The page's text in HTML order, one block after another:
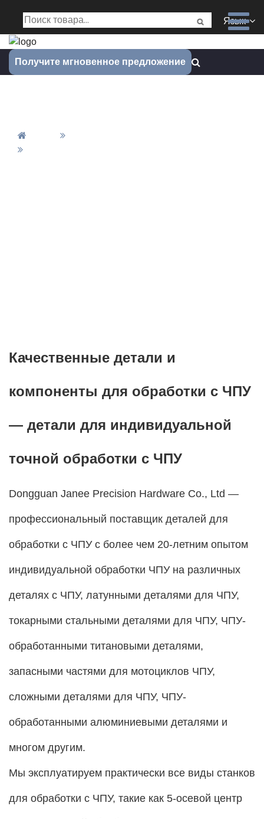
Язык
Получите мгновенное предложение
Качественные детали и
компоненты для обработки с ЧПУ
— детали для индивидуальной
точной обработки с ЧПУ
Dongguan Janee Precision Hardware Co., Ltd —
профессиональный поставщик деталей для
обработки с ЧПУ с более чем 20-летним опытом
индивидуальной обработки ЧПУ на различных
деталях с ЧПУ, латунными деталями для ЧПУ,
токарными стальными деталями для ЧПУ, ЧПУ-
обработанными титановыми деталями,
запасными частями для мотоциклов ЧПУ,
сложными деталями для ЧПУ, ЧПУ-
обработанными алюминиевыми деталями и
многом другим.
Мы эксплуатируем практически все виды станков
для обработки с ЧПУ, такие как 5-осевой центр